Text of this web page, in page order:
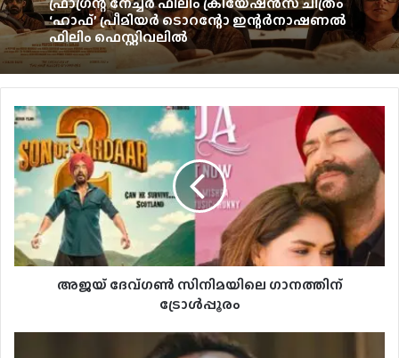
August 6, 2026
ഫ്രാഗ്രന്റ് നേച്ചര്‍ ഫിലിം ക്രിയേഷന്‍സ് ചിത്രം
‘ഹാഫ്’ പ്രീമിയര്‍ ടൊറന്റോ ഇന്റര്‍നാഷണല്‍
ഫിലിം ഫെസ്റ്റിവലില്‍
‘ഗപ്പി‘യുടെ പത്താം വാർഷികം;
ടൊവിനോയും ജോൺപോളും വീണ്ടും
ഒന്നിക്കുന്നു
അജയ് ദേവ്ഗൺ സിനിമയിലെ ഗാനത്തിന്
ട്രോൾപ്പൂരം